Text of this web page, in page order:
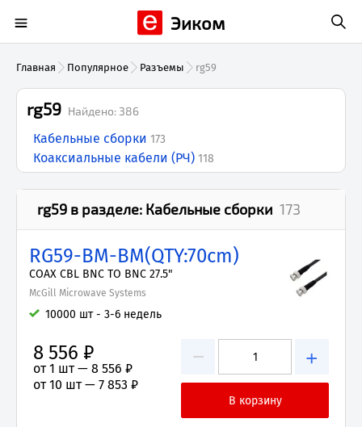
Эиком
Главная Популярное Разъемы rg59
rg59 Найдено: 386
Кабельные сборки 173
Коаксиальные кабели (РЧ) 118
rg59 в разделе: Кабельные сборки 173
RG59-BM-BM(QTY:70cm)
COAX CBL BNC TO BNC 27.5"
McGill Microwave Systems
10000 шт - 3-6 недель
− +
8 556 ₽
от 1 шт — 8 556 ₽
от 10 шт — 7 853 ₽